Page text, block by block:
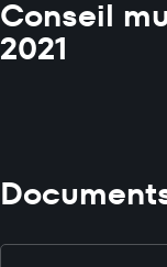
Conseil
2021